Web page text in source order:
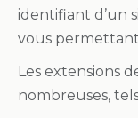
identifiant d’un
vous
Les extensions
nombreuses,